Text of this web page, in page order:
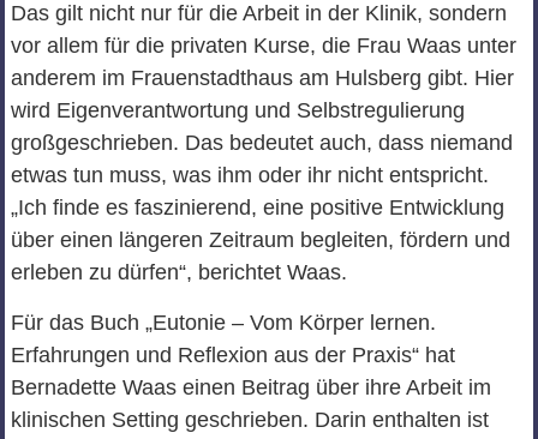
Das gilt nicht nur für die Arbeit in der Klinik, sondern
vor allem für die privaten Kurse, die Frau Waas unter
anderem im Frauenstadthaus am Hulsberg gibt. Hier
wird Eigenverantwortung und Selbstregulierung
großgeschrieben. Das bedeutet auch, dass niemand
etwas tun muss, was ihm oder ihr nicht entspricht.
„Ich finde es faszinierend, eine positive Entwicklung
über einen längeren Zeitraum begleiten, fördern und
erleben zu dürfen“, berichtet Waas.
Für das Buch „Eutonie – Vom Körper lernen.
Erfahrungen und Reflexion aus der Praxis“ hat
Bernadette Waas einen Beitrag über ihre Arbeit im
klinischen Setting geschrieben. Darin enthalten ist